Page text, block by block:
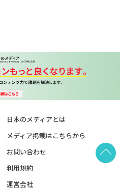
日本のメディアとは
メディア掲載はこちらから
お問い合わせ
利用規約
運営会社